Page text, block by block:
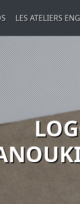
LES ATELIERS